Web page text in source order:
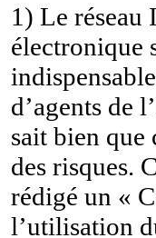
1) Le réseau
électronique
d’agents de
sait bien
des risques.
rédigé un «
l’utilisation